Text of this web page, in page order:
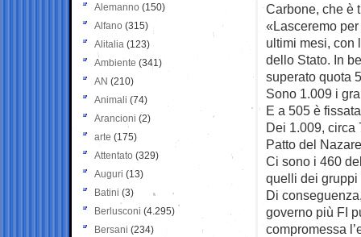
Carbone, che è
«Lasceremo
ultimi mesi, con
dello Stato. In
superato quota
Sono 1.009 i
E a 505 è
Dei 1.009, circa
Patto del
Ci sono i 460
quelli dei gruppi
Di
governo più FI
compromessa
Alemanno (150)
Alfano (315)
Alitalia (123)
Ambiente (341)
AN (210)
Animali (74)
Arancioni (2)
arte (175)
Attentato (329)
Auguri (13)
Batini (3)
Berlusconi (4.295)
Bersani (234)